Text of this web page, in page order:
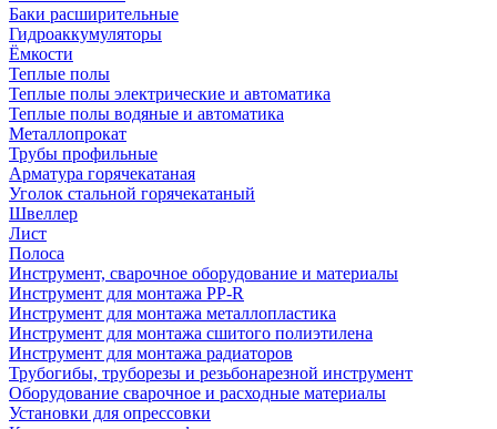
Баки расширительные
Гидроаккумуляторы
Ёмкости
Теплые полы
Теплые полы электрические и автоматика
Теплые полы водяные и автоматика
Металлопрокат
Трубы профильные
Арматура горячекатаная
Уголок стальной горячекатаный
Швеллер
Лист
Полоса
Инструмент, сварочное оборудование и материалы
Инструмент для монтажа PP-R
Инструмент для монтажа металлопластика
Инструмент для монтажа сшитого полиэтилена
Инструмент для монтажа радиаторов
Трубогибы, труборезы и резьбонарезной инструмент
Оборудование сварочное и расходные материалы
Установки для опрессовки